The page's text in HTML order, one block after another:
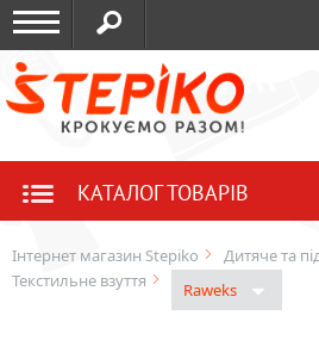
КАТАЛОГ ТОВАРІВ
Інтернет магазин Stepiko
Дитяче та
Текстильне взуття
Raweks